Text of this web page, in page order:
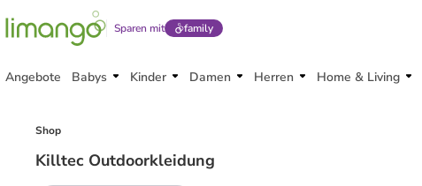
Sparen mit family
Angebote Babys Kinder Damen Herren Home & Living
Shop
Killtec Outdoorkleidung